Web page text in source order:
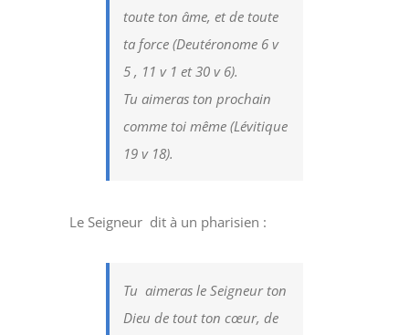
toute ton âme, et de toute
ta force (Deutéronome 6 v
5 , 11 v 1 et 30 v 6).
Tu aimeras ton prochain
comme toi même (Lévitique
19 v 18).
Le Seigneur dit à un pharisien :
Tu aimeras le Seigneur ton
Dieu de tout ton cœur, de